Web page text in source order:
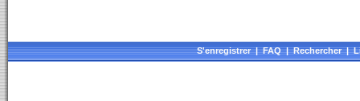
S'enregistrer|FAQ|Rechercher|